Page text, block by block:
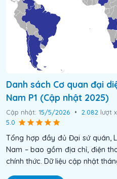
Danh sách Cơ quan đại
Nam P1 (Cập nhật 2025)
Cập nhật: 15/5/2026 • 2.082 lượt
5.0
Tổng hợp đầy đủ Đại sứ quán,
Nam – bao gồm địa chỉ, điện
chính thức. Dữ liệu cập nhật